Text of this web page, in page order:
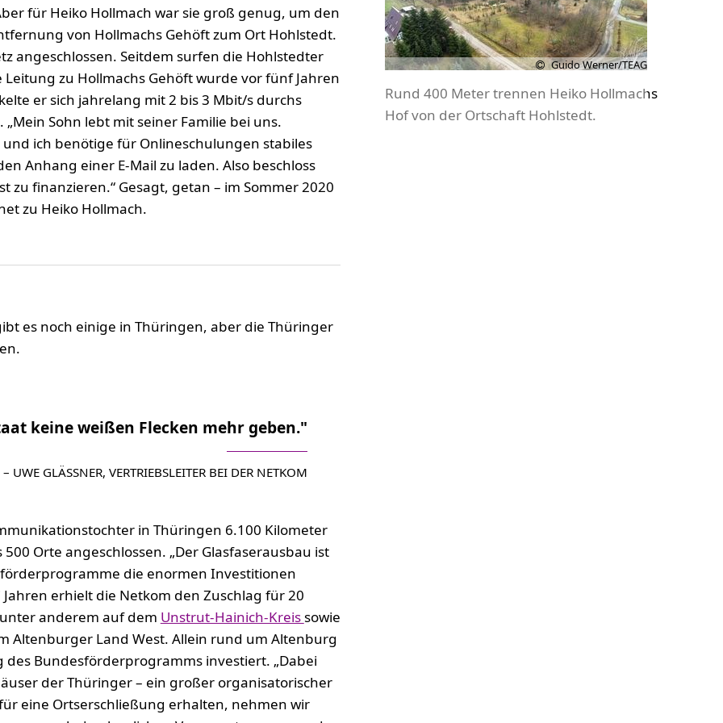
für Heiko Hollmach war sie groß genug, um den
von Hollmachs Gehöft zum Ort Hohlstedt.
angeschlossen. Seitdem surfen die Hohlstedter
zu Hollmachs Gehöft wurde vor fünf Jahren
er sich jahrelang mit 2 bis 3 Mbit/s durchs
Sohn lebt mit seiner Familie bei uns.
ich benötige für Onlineschulungen stabiles
Anhang einer E-Mail zu laden. Also beschloss
zu finanzieren.“ Gesagt, getan – im Sommer 2020
zu Heiko Hollmach.
Guido Werner/TEAG
Rund 400 Meter trennen Heiko Hollmachs
Hof von der Ortschaft Hohlstedt.
es noch einige in Thüringen, aber die Thüringer
keine weißen Flecken mehr geben."
– UWE GLÄSSNER, VERTRIEBSLEITER BEI DER NETKOM
in Thüringen 6.100 Kilometer
Orte angeschlossen. „Der Glasfaserausbau ist
die enormen Investitionen
erhielt die Netkom den Zuschlag für 20
anderem auf dem Unstrut-Hainich-Kreissowie
Altenburger Land West. Allein rund um Altenburg
Bundesförderprogramms investiert. „Dabei
der Thüringer – ein großer organisatorischer
eine Ortserschließung erhalten, nehmen wir